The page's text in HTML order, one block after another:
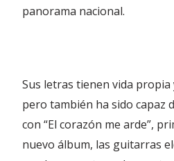
panorama nacional.
Sus letras tienen vida propia
pero también ha sido capaz
con “El corazón me arde”,
nuevo álbum, las guitarras